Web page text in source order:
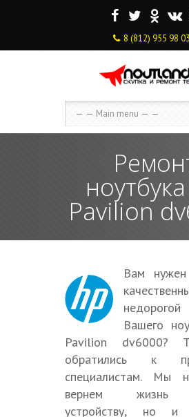
F T O V
8 (812) 955 98 03
Pavilion
Вам
Вашего
Pavilion dv6000?
обратились к
специалистам. Мы
вернем жизнь
устройству, но и